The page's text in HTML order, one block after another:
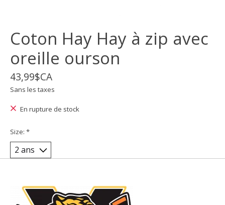
Coton Hay Hay à zip avec
oreille ourson
43,99$CA
Sans les taxes
En rupture de stock
Size: *